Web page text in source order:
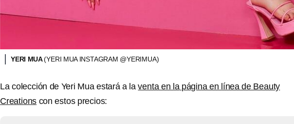
YERI MUA(YERI MUA INSTAGRAM @YERIMUA)
La colección de Yeri Mua estará a laventa en la página en línea de Beauty
Creations con estos precios: